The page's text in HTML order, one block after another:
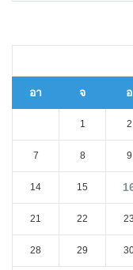
อา จ อ
1 2
7 8 9
14 15
21 22 23
28 29